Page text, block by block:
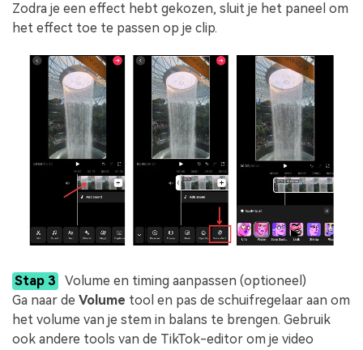
Zodra je een effect hebt gekozen, sluit je het paneel om
het effect toe te passen op je clip.
Stap 3
Volume en timing aanpassen (optioneel)
Ga naar de Volume tool en pas de schuifregelaar aan om
het volume van je stem in balans te brengen. Gebruik
ook andere tools van de TikTok-editor om je video